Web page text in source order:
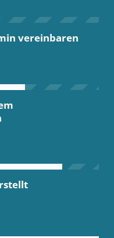
vereinbaren